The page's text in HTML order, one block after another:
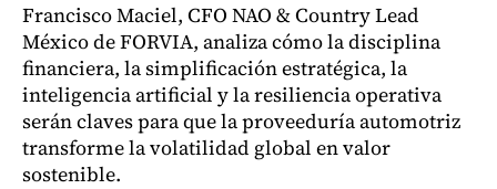
Francisco Maciel, CFO NAO & Country Lead
México de FORVIA, analiza cómo la disciplina
financiera, la simplificación estratégica, la
inteligencia artificial y la resiliencia operativa
serán claves para que la proveeduría automotriz
transforme la volatilidad global en valor
sostenible.